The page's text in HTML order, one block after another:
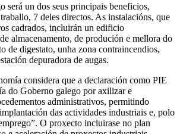
será un dos seus principais beneficios,
7 deles directos. As instalacións, que
cadrados, incluirán un edificio
almacenamento, de produción e mellora do
de digestato, unha zona contraincendios,
depuradora de augas.
considera que a declaración como PIE
do Goberno galego por axilizar e
administrativos, permitindo
das actividades industriais e, polo
O proxecto incluirase no plan